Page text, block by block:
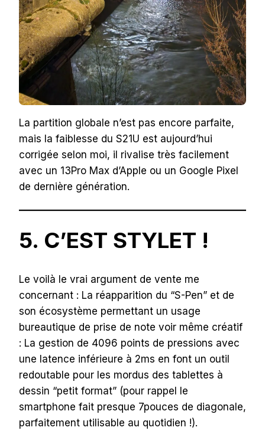
La partition globale n’est pas encore parfaite,
mais la faiblesse du S21U est aujourd’hui
corrigée selon moi, il rivalise très facilement
avec un 13Pro Max d’Apple ou un Google Pixel
de dernière génération.
5. C’EST STYLET !
Le voilà le vrai argument de vente me
concernant : La réapparition du “S-Pen” et de
son écosystème permettant un usage
bureautique de prise de note voir même créatif
: La gestion de 4096 points de pressions avec
une latence inférieure à 2ms en font un outil
redoutable pour les mordus des tablettes à
dessin “petit format” (pour rappel le
smartphone fait presque 7pouces de diagonale,
parfaitement utilisable au quotidien !).